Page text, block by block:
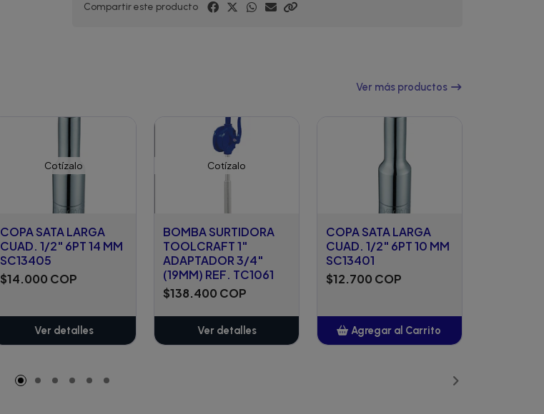
Compartir este producto
Ver más productos
Cotízalo
COPA SATA LARGA
CUAD. 1/2" 6PT 14 MM
SC13405
$14.000 COP
Ver detalles
Cotízalo
BOMBA SURTIDORA
TOOLCRAFT 1"
ADAPTADOR 3/4"
(19MM) REF. TC1061
$138.400 COP
Ver detalles
COPA SATA LARGA
CUAD. 1/2" 6PT 10 MM
SC13401
$12.700 COP
Agregar al Carrito